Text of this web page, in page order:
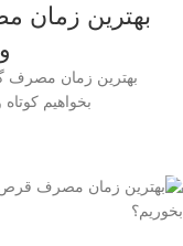
بهترین زمان
بهترین زمان مصرف
بخواهیم